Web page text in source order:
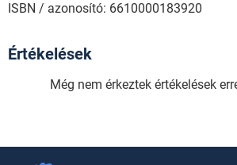
ISBN / azonosító: 6610000183920
Értékelések
Még nem érkeztek értékelések